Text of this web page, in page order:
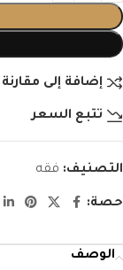
إضافة إلى مقارنة
تتبع السعر
التصنيف: فقه
حصة:
الوصف